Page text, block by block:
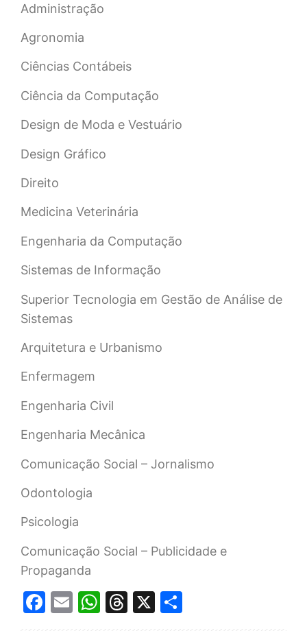
Administração
Agronomia
Ciências Contábeis
Ciência da Computação
Design de Moda e Vestuário
Design Gráfico
Direito
Medicina Veterinária
Engenharia da Computação
Sistemas de Informação
Superior Tecnologia em Gestão de Análise de
Sistemas
Arquitetura e Urbanismo
Enfermagem
Engenharia Civil
Engenharia Mecânica
Comunicação Social – Jornalismo
Odontologia
Psicologia
Comunicação Social – Publicidade e
Propaganda
Facebook
EmailWhatsApp
Threads
X